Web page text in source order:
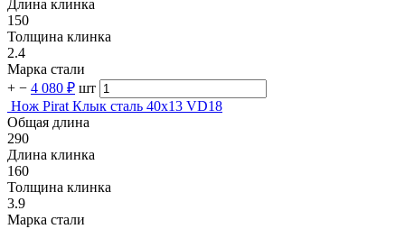
Длина клинка
150
Толщина клинка
2.4
Марка стали
+ − 4 080 ₽ шт
Нож Pirat Клык сталь 40х13 VD18
Общая длина
290
Длина клинка
160
Толщина клинка
3.9
Марка стали